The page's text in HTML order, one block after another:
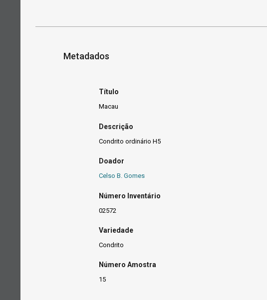
Metadados
Título
Macau
Descrição
Condrito ordinário H5
Doador
Celso B. Gomes
Número Inventário
02572
Variedade
Condrito
Número Amostra
15